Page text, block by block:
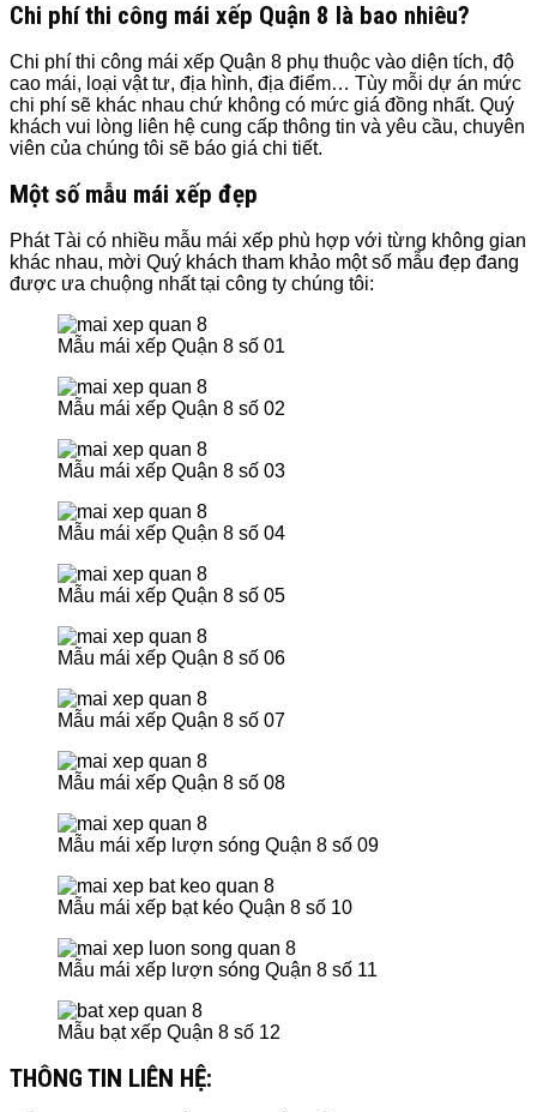
Chi phí thi công mái xếp Quận 8 là bao nhiêu?
Chi phí thi công mái xếp Quận 8 phụ thuộc vào diện tích, độ
cao mái, loại vật tư, địa hình, địa điểm… Tùy mỗi dự án mức
chi phí sẽ khác nhau chứ không có mức giá đồng nhất. Quý
khách vui lòng liên hệ cung cấp thông tin và yêu cầu, chuyên
viên của chúng tôi sẽ báo giá chi tiết.
Một số mẫu mái xếp đẹp
Phát Tài có nhiều mẫu mái xếp phù hợp với từng không gian
khác nhau, mời Quý khách tham khảo một số mẫu đẹp đang
được ưa chuộng nhất tại công ty chúng tôi:
Mẫu mái xếp Quận 8 số 01
Mẫu mái xếp Quận 8 số 02
Mẫu mái xếp Quận 8 số 03
Mẫu mái xếp Quận 8 số 04
Mẫu mái xếp Quận 8 số 05
Mẫu mái xếp Quận 8 số 06
Mẫu mái xếp Quận 8 số 07
Mẫu mái xếp Quận 8 số 08
Mẫu mái xếp lượn sóng Quận 8 số 09
Mẫu mái xếp bạt kéo Quận 8 số 10
Mẫu mái xếp lượn sóng Quận 8 số 11
Mẫu bạt xếp Quận 8 số 12
THÔNG TIN LIÊN HỆ: